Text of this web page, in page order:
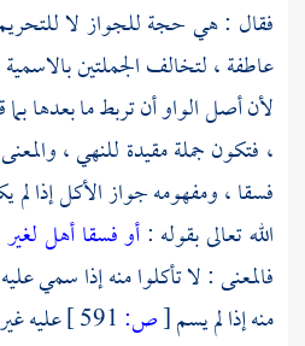
فقال : هي حجة للجواز لا
عاطفة ، لتخالف الجملتين
لأن أصل الواو أن تربط ما بعدها
، فتكون جملة مقيدة للنهي ،
فسقا ، ومفهومه جواز الأكل إذا
الله تعالى بقوله :أو فسقا أهل لغير
فالمعنى : لا تأكلوا منه إذا سمي
منه إذا لم يسم[ص:
عليه